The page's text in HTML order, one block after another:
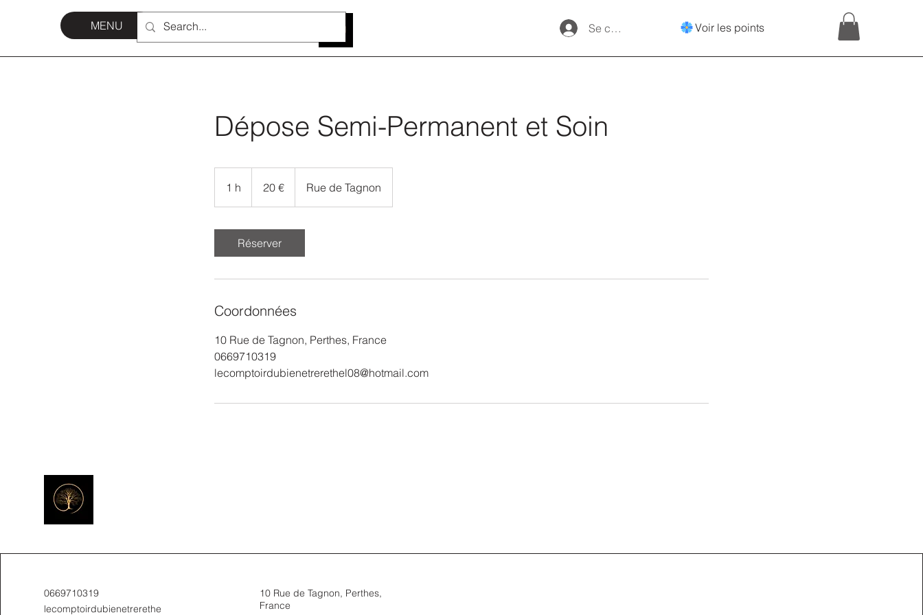
MENU Se connecter Voir les points
Dépose Semi-Permanent et Soin
1 h 20 € Rue de Tagnon
Réserver
Coordonnées
10 Rue de Tagnon, Perthes, France
0669710319
lecomptoirdubienetrerethel08@hotmail.com
0669710319
lecomptoirdubienetrerethe
10 Rue de Tagnon, Perthes,
France